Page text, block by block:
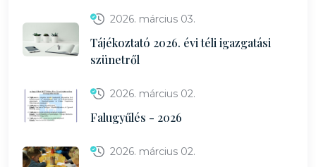
2026. március 03.
Tájékoztató 2026. évi téli igazgatási
szünetről
2026. március 02.
Falugyűlés - 2026
2026. március 02.